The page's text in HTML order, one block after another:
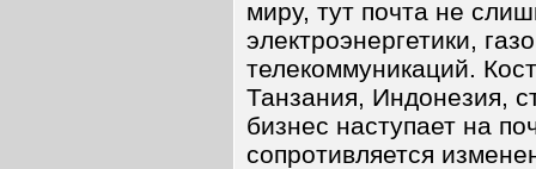
миру, тут почта не
электроэнергетики,
телекоммуникаций.
Танзания, Индонезия,
бизнес наступает на
сопротивляется